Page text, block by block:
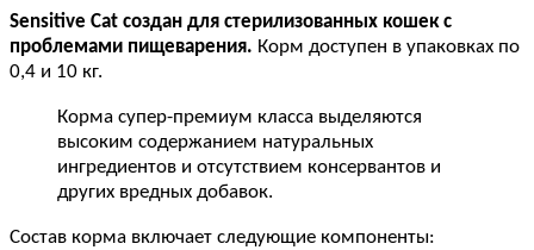
Sensitive Cat создан для стерилизованных кошек с
проблемами пищеварения. Корм доступен в упаковках по
0,4 и 10 кг.
Корма супер-премиум класса выделяются
высоким содержанием натуральных
ингредиентов и отсутствием консервантов и
других вредных добавок.
Состав корма включает следующие компоненты: